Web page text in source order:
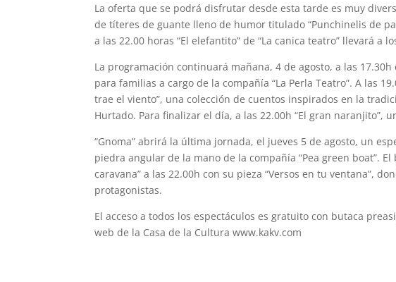
La oferta que se podrá disfrutar desde esta tarde es muy
de títeres de guante lleno de humor titulado “Punchinelis de
a las 22.00 horas “El elefantito” de “La canica teatro” llevará a
La programación continuará mañana, 4 de agosto, a las
para familias a cargo de la compañía “La Perla Teatro”. A las
trae el viento”, una colección de cuentos inspirados en la
Hurtado. Para finalizar el día, a las 22.00h “El gran naranjito”,
“Gnoma” abrirá la última jornada, el jueves 5 de agosto, un
piedra angular de la mano de la compañía “Pea green boat”.
caravana” a las 22.00h con su pieza “Versos en tu ventana”,
protagonistas.
El acceso a todos los espectáculos es gratuito con butaca
web de la Casa de la Cultura www.kakv.com